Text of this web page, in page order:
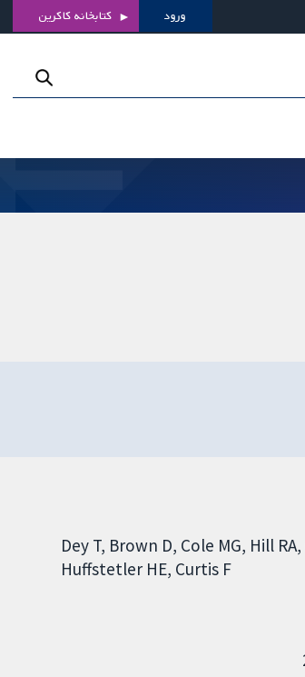
ورود کتابخانه کاکرین
Dey T Brown D Cole MG Hill RA
Huffstetler HE Curtis F